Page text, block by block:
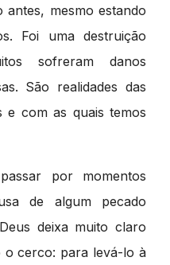
mesmo estando
Foi uma destruição
sofreram danos
São realidades das
e com as quais temos
por momentos
de algum pecado
deixa muito claro
o cerco: para levá-lo à